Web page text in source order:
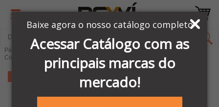
Baixe agora o nosso catálogo completo
Acessar Catálogo com as
principais marcas do
mercado!
Página Inicial
LINHA PNEUMÁTICA METAL WORK
Conexões Pneumáticas
-13%